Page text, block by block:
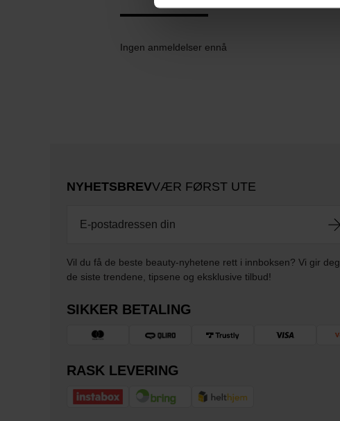
Ingen anmeldelser ennå
NYHETSBREVVÆR FØRST UTE
Vil du få de beste beauty-nyhetene rett i innboksen? Vi gir deg
de siste trendene, tipsene og eksklusive tilbud!
SIKKER BETALING
RASK LEVERING